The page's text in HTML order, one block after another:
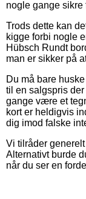
nogle gange sikre
Trods dette kan
kigge forbi nogle
Hübsch Rundt
man er sikker på
Du må bare
til en salgspris
gange være et
kort er heldigvis
dig imod falske
Vi tilråder
Alternativt burde
når du ser en